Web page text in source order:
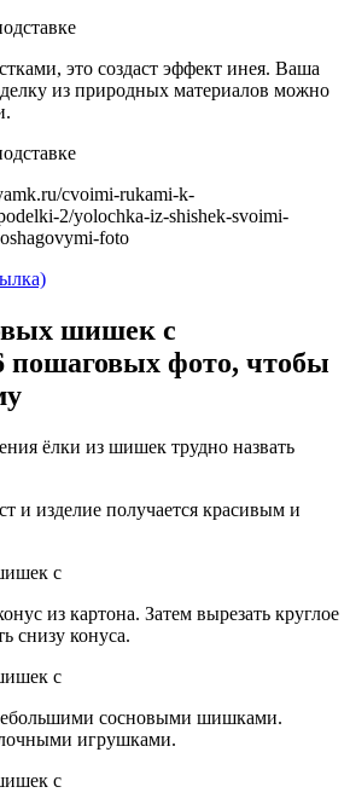
это создаст эффект инея. Ваша
из природных материалов можно
cvoimi-rukami-k-
2/yolochka-iz-shishek-svoimi-
foto
шишек с
пошаговых фото, чтобы
ёлки из шишек трудно назвать
и изделие получается красивым и
из картона. Затем вырезать круглое
снизу конуса.
сосновыми шишками.
игрушками.